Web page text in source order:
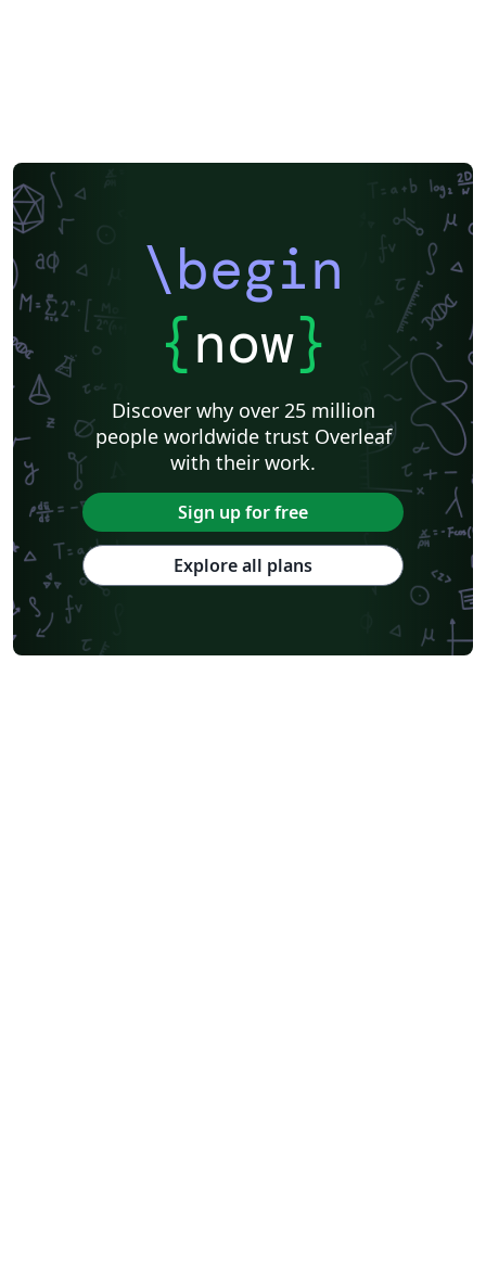
\begin
{now}
Discover why over 25 million
people worldwide trust Overleaf
with their work.
Sign up for free
Explore all plans